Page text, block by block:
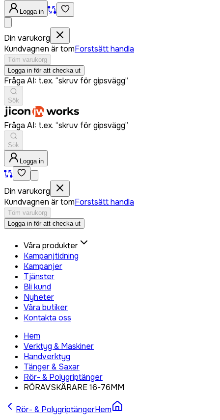
Logga in
Din varukorg
Kundvagnen är tomForstsätt handla
Töm varukorg
Logga in för att checka ut
Fråga AI: t.ex. “skruv för gipsvägg”
Sök
Fråga AI: t.ex. “skruv för gipsvägg”
Sök
Logga in
Din varukorg
Kundvagnen är tomForstsätt handla
Töm varukorg
Logga in för att checka ut
Våra produkter
Kampanjtidning
Kampanjer
Tjänster
Bli kund
Nyheter
Våra butiker
Kontakta oss
Hem
Verktyg & Maskiner
Handverktyg
Tänger & Saxar
Rör- & Polygriptänger
RÖRAVSKÄRARE 16-76MM
Rör- & PolygriptängerHem